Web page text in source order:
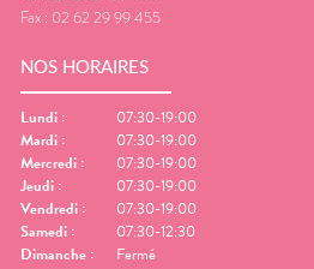
Fax : 02 62 29 99 455
NOS HORAIRES
Lundi :
07:30-19:00
Mardi :
07:30-19:00
Mercredi :
07:30-19:00
Jeudi :
07:30-19:00
Vendredi :
07:30-19:00
Samedi :
07:30-12:30
Dimanche : Fermé